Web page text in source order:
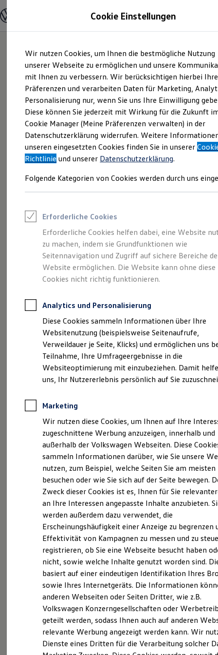
Hauptinhalt
springen
Footer
springen
Modelle und Konfigurator
Modelle vergleichen
Elektroautos
ENERGY Sondermodelle
Nutzfahrzeuge
SUV und CUV
Familienautos
Kombis
Kompaktwagen
Sportwagen
Schnell verfügbare Fahrzeuge
Angebote und Produkte
Aktuelle Angebote
E-Auto-Förderung
Volkswagen Marktplatz
Junge Gebrauchtwagen und Gebrauchtwagen
Saisonangebote
Leasing
Leasing-Angebote
Gebrauchtwagen Leasing
Junge Gebrauchtwagen-Leasing
Elektroauto Leasing
Kleinwagen-Leasing
Leasing ohne Anzahlung
Autokredit mit Schlussrate
Versicherungen und Garantien
Kfz-Versicherung
Restschuldversicherungen
Garantien
Wartungsverträge
Geschäftskunden
Professional Class bei Volkswagen
Großkunden
Behörden
Anpfiff zum Gewinn
Elektroautos
ID. Tutorials
Elektrofahrzeugkonzepte
Reichweite
Reichweite der ID. Modelle
Reichweite im Winter
Laden
Laden unterwegs
Laden Zuhause
Ladezeitensimulator
Batterie
Sicherheit
Garantie und Lebensdauer
Nachhaltigkeit
Technologie
Kosten und Kauf
Verbrauchskosten
Kaufoptionen
E-Auto-Förderung
Software und Konnektivität
Die ID. Software 6
ID. Software Versionen und Updates
Digitale Extras
Schnittstellen zu Ihrem ID.
Gepflegt, geprüft und
für gut befunden.
Volkswagen
Zertifizierte
Gebrauchtwagen.
Impressum & Rechtliches)
Ganz selbstverständlich.Das
Gebrauchtwagen-
Leistungsversprechen.
Rundum sicher: der 360° Gebrauchtwagen
Bevor ein VolkswagenZertifizierter
Gebrauchtwagenan unsere Kunden
Cookie Einstellungen
Wir nutzen Cookies, um Ihnen die bestmögliche Nutzung
unserer Webseite zu ermöglichen und unsere
mit Ihnen zu verbessern. Wir berücksichtigen hierbei Ihre
Präferenzen und verarbeiten Daten für Marketing,
Personalisierung nur, wenn Sie uns Ihre Einwilligung
Diese können Sie jederzeit mit Wirkung für die Zukunft
Cookie Manager (Meine Präferenzen verwalten) in der
Datenschutzerklärung widerrufen. Weitere
unseren eingesetzten Cookies finden Sie in unserer
Richtlinie und unserer Datenschutzerklärung.
Folgende Kategorien von Cookies werden durch uns
Erforderliche Cookies
Erforderliche Cookies helfen dabei, eine Website
zu machen, indem sie Grundfunktionen wie
Seitennavigation und Zugriff auf sichere Bereiche
Website ermöglichen. Die Website kann ohne diese
Cookies nicht richtig funktionieren.
Analytics und Personalisierung
Diese Cookies sammeln Informationen über Ihre
Websitenutzung (beispielsweise Seitenaufrufe,
Verweildauer je Seite, Klicks) und ermöglichen uns
Teilnahme, Ihre Umfrageergebnisse in die
Websiteoptimierung mit einzubeziehen. Damit
uns, Ihr Nutzererlebnis persönlich auf Sie
Marketing
Wir nutzen diese Cookies, um Ihnen auf Ihre
zugeschnittene Werbung anzuzeigen, innerhalb und
außerhalb der Volkswagen Webseiten. Diese
sammeln Informationen darüber, wie Sie unsere
nutzen, zum Beispiel, welche Seiten Sie am meisten
besuchen oder wie Sie sich auf der Seite bewegen.
Zweck dieser Cookies ist es, Ihnen für Sie
an Ihre Interessen angepasste Inhalte anzubieten.
werden außerdem dazu verwendet, die
Erscheinungshäufigkeit einer Anzeige zu begrenzen
Effektivität von Kampagnen zu messen und zu
registrieren, ob Sie eine Webseite besucht haben
nicht, sowie welche Inhalte genutzt worden sind.
basiert auf einer eindeutigen Identifikation Ihres
sowie Ihres Internetgeräts. Die Informationen
anderen Webseiten oder Seiten Dritter, wie z.B.
Volkswagen Konzerngesellschaften oder
geteilt werden, sodass Ihnen auch auf anderen
relevante Werbung angezeigt werden kann. Wir
Dienste eines Dritten für die Verarbeitung solcher